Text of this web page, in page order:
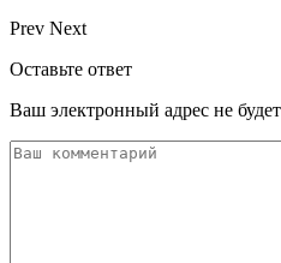
Prev Next
Оставьте ответ
Ваш электронный адрес не